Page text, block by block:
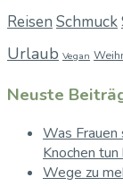
Reisen Schmuck
Urlaub Vegan
Neuste
Was Frauen
Knochen tun
Wege zu